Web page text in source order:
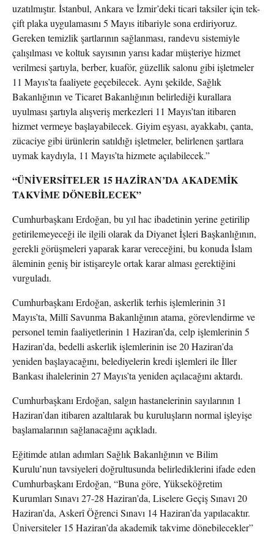
uzatılmıştır. İstanbul, Ankara ve İzmir’deki ticari taksiler için tek-
çift plaka uygulamasını 5 Mayıs itibariyle sona erdiriyoruz.
Gereken temizlik şartlarının sağlanması, randevu sistemiyle
çalışılması ve koltuk sayısının yarısı kadar müşteriye hizmet
verilmesi şartıyla, berber, kuaför, güzellik salonu gibi işletmeler
11 Mayıs’ta faaliyete geçebilecek. Aynı şekilde, Sağlık
Bakanlığının ve Ticaret Bakanlığının belirlediği kurallara
uyulması şartıyla alışveriş merkezleri 11 Mayıs’tan itibaren
hizmet vermeye başlayabilecek. Giyim eşyası, ayakkabı, çanta,
zücaciye gibi ürünlerin satıldığı işletmeler, belirlenen şartlara
uymak kaydıyla, 11 Mayıs’ta hizmete açılabilecek.”
“ÜNİVERSİTELER 15 HAZİRAN’DA AKADEMİK
TAKVİME DÖNEBİLECEK”
Cumhurbaşkanı Erdoğan, bu yıl hac ibadetinin yerine getirilip
getirilemeyeceği ile ilgili olarak da Diyanet İşleri Başkanlığının,
gerekli görüşmeleri yaparak karar vereceğini, bu konuda İslam
âleminin geniş bir istişareyle ortak karar alması gerektiğini
vurguladı.
Cumhurbaşkanı Erdoğan, askerlik terhis işlemlerinin 31
Mayıs’ta, Millî Savunma Bakanlığının atama, görevlendirme ve
personel temin faaliyetlerinin 1 Haziran’da, celp işlemlerinin 5
Haziran’da, bedelli askerlik işlemlerinin ise 20 Haziran’da
yeniden başlayacağını, belediyelerin kredi işlemleri ile İller
Bankası ihalelerinin 27 Mayıs’ta yeniden açılacağını aktardı.
Cumhurbaşkanı Erdoğan, salgın hastanelerinin sayılarının 1
Haziran’dan itibaren azaltılarak bu kuruluşların normal işleyişe
başlamalarının sağlanacağını açıkladı.
Eğitimde atılan adımları Sağlık Bakanlığının ve Bilim
Kurulu’nun tavsiyeleri doğrultusunda belirlediklerini ifade eden
Cumhurbaşkanı Erdoğan, “Buna göre, Yükseköğretim
Kurumları Sınavı 27-28 Haziran’da, Liselere Geçiş Sınavı 20
Haziran’da, Askerî Öğrenci Sınavı 14 Haziran’da yapılacaktır.
Üniversiteler 15 Haziran’da akademik takvime dönebilecekler”